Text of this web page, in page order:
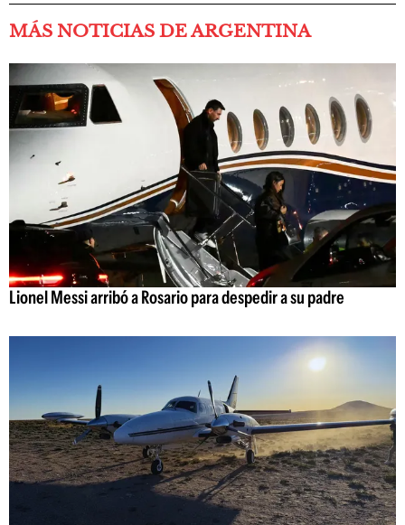
MÁS NOTICIAS DE ARGENTINA
Lionel Messi arribó a Rosario para despedir a su padre